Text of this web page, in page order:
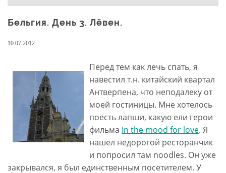
Бельгия. День 3. Лёвен.
10.07.2012
Перед тем как лечь спать, я
навестил т.н. китайский квартал
Антверпена, что неподалеку от
моей гостиницы. Мне хотелось
поесть лапши, какую ели герои
фильма In the mood for love. Я
нашел недорогой ресторанчик
и попросил там noodles. Он уже
закрывался, я был единственным посетителем. У